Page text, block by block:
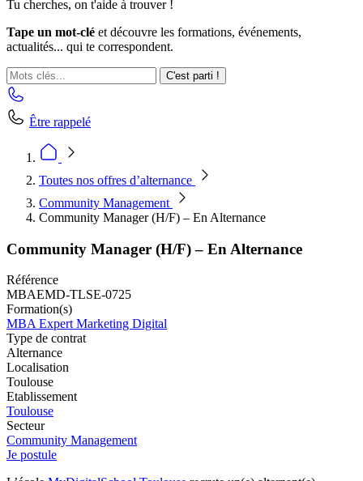
Tu cherches, on t'aide à trouver !
Tape un mot-clé et découvre les formations, événements,
actualités... qui te correspondent.
C'est parti !
Être rappelé
Toutes nos offres d’alternance
Community Management
Community Manager (H/F) – En Alternance
Community Manager (H/F) – En Alternance
Référence
MBAEMD-TLSE-0725
Formation(s)
MBA Expert Marketing Digital
Type de contrat
Alternance
Localisation
Toulouse
Etablissement
Toulouse
Secteur
Community Management
Je postule